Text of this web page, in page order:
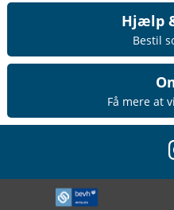
Hjælp
Bestil
Få mere at